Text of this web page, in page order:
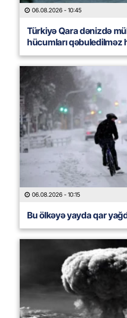
06.08.2026 - 10:45
Türkiyə Qara dənizdə
hücumları qəbuledilməz
06.08.2026 - 10:15
Bu ölkəyə yayda qar